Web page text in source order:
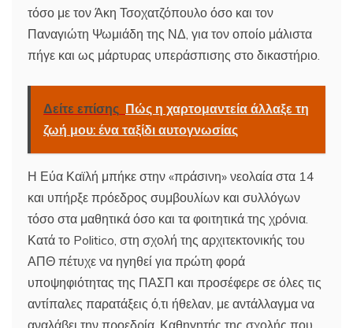
τόσο με τον Άκη Τσοχατζόπουλο όσο και τον
Παναγιώτη Ψωμιάδη της ΝΔ, για τον οποίο μάλιστα
πήγε και ως μάρτυρας υπεράσπισης στο δικαστήριο.
Δείτε επίσης Πώς η χαρτομαντεία άλλαξε τη
ζωή μου: ένα ταξίδι αυτογνωσίας
Η Εύα Καϊλή μπήκε στην «πράσινη» νεολαία στα 14
και υπήρξε πρόεδρος συμβουλίων και συλλόγων
τόσο στα μαθητικά όσο και τα φοιτητικά της χρόνια.
Κατά το Politico, στη σχολή της αρχιτεκτονικής του
ΑΠΘ πέτυχε να ηγηθεί για πρώτη φορά
υποψηφιότητας της ΠΑΣΠ και προσέφερε σε όλες τις
αντίπαλες παρατάξεις ό,τι ήθελαν, με αντάλλαγμα να
αναλάβει την προεδρία. Καθηγητής της σχολής που